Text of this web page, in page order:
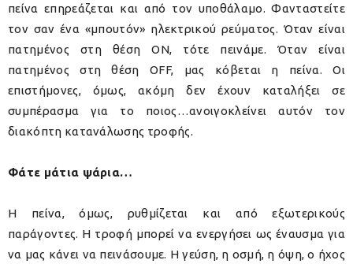
πείνα επηρεάζεται και από τον υποθάλαμο. Φανταστείτε
τον σαν ένα «μπουτόν» ηλεκτρικού ρεύματος. Όταν είναι
πατημένος στη θέση ΟΝ, τότε πεινάμε. Όταν είναι
πατημένος στη θέση OFF, μας κόβεται η πείνα. Οι
επιστήμονες, όμως, ακόμη δεν έχουν καταλήξει σε
συμπέρασμα για το ποιος…ανοιγοκλείνει αυτόν τον
διακόπτη κατανάλωσης τροφής.
Φάτε μάτια ψάρια…
Η πείνα, όμως, ρυθμίζεται και από εξωτερικούς
παράγοντες. Η τροφή μπορεί να ενεργήσει ως έναυσμα για
να μας κάνει να πεινάσουμε. Η γεύση, η οσμή, η όψη, ο ήχος